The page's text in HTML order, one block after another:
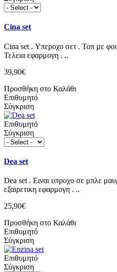
Cina set
Cina set . Υπεροχο σετ . Τοπ με
Τελεια εφαρμογη . ..
39,90€
Προσθήκη στο Καλάθι
Επιθυμητό
Σύγκριση
Επιθυμητό
Σύγκριση
Dea set
Dea set . Ειναι υπροχο σε μπλε
εξαιρετικη εφαρμογη . ..
25,90€
Προσθήκη στο Καλάθι
Επιθυμητό
Σύγκριση
Επιθυμητό
Σύγκριση